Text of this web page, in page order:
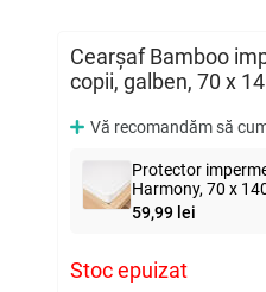
Cearșaf Bamboo
copii, galben, 70 x
Vă recomandăm să
Protector
Harmony, 70 x
59,99 lei
Stoc epuizat